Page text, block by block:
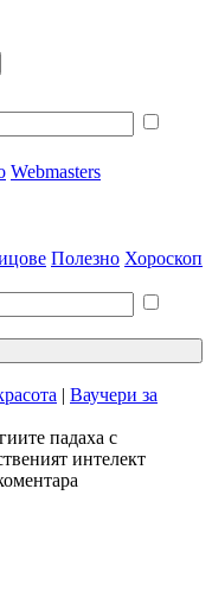
Webmasters
Полезно Хороскоп
| Ваучери за
падаха с
интелект